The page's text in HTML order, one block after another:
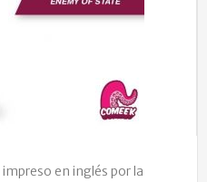
en inglés por la